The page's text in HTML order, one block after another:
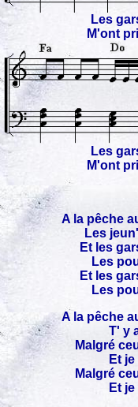
Les
M'ont
Les
M'ont
A la pêche
Les
Et les
Les
Et les
Les
A la pêche
T' y
Malgré
Et
Malgré
Et